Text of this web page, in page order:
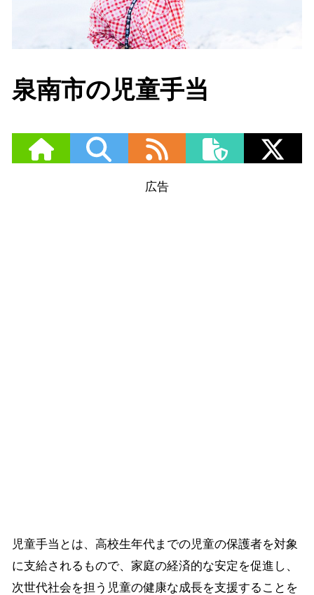
泉南市の児童手当
児童手当とは、高校生年代までの児童の保護者を対象
に支給されるもので、家庭の経済的な安定を促進し、
次世代社会を担う児童の健康な成長を支援することを